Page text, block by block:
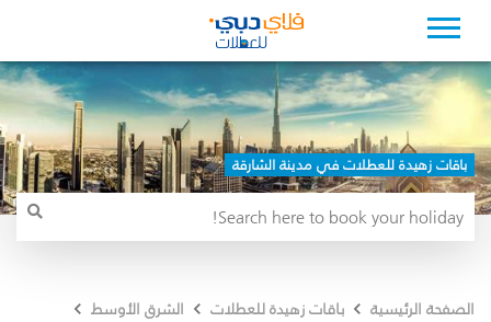
باقات زهيدة للعطلات في مدينة الشارقة
الصفحة الرئيسية باقات زهيدة للعطلات
الشرق الأوسط